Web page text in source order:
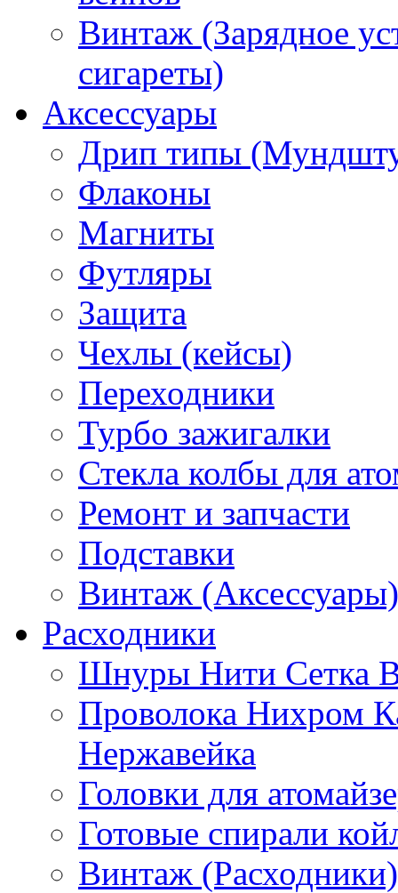
Винтаж (Зарядное
сигареты)
Аксессуары
Дрип типы
Флаконы
Магниты
Футляры
Защита
Чехлы (кейсы)
Переходники
Турбо зажигалки
Стекла колбы для
Ремонт и запчасти
Подставки
Винтаж (Аксессуары)
Расходники
Шнуры Нити Сетка
Проволока Нихром
Нержавейка
Головки для
Готовые спирали
Винтаж (Расходники)